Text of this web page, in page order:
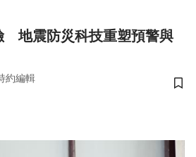
地震防災科技重塑預警與
約編輯
儲